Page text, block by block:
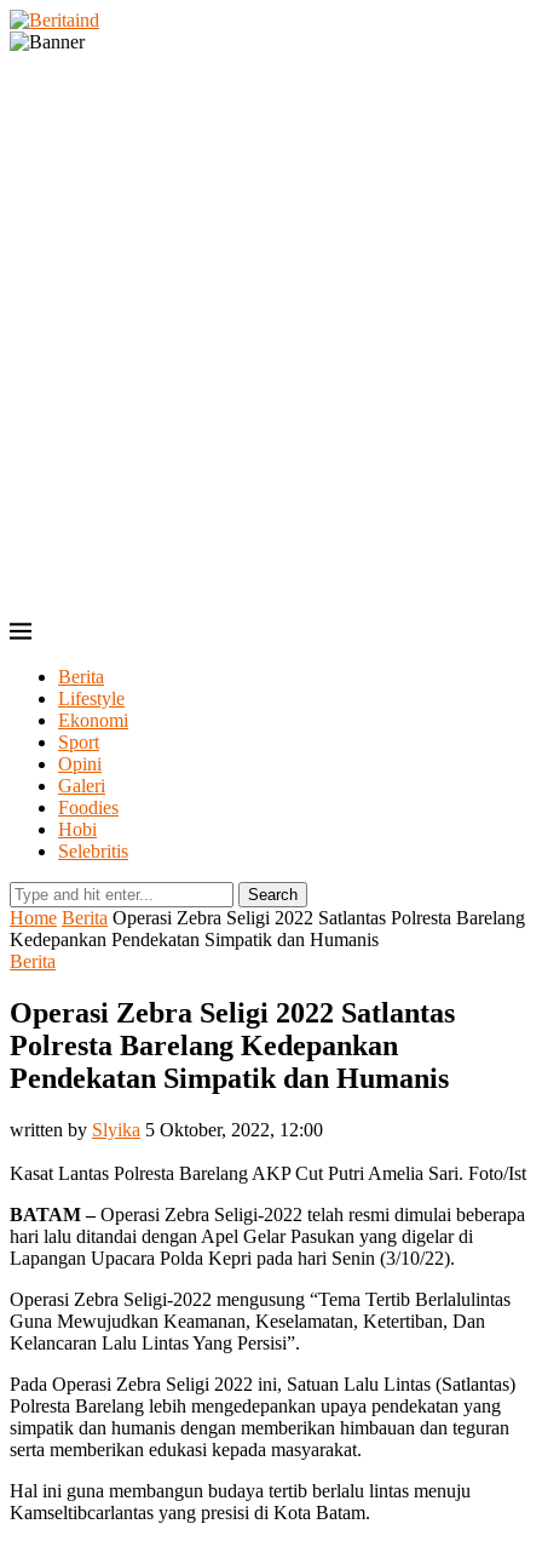
Berita
Lifestyle
Ekonomi
Sport
Opini
Galeri
Foodies
Hobi
Selebritis
Search
Home Berita Operasi Zebra Seligi 2022 Satlantas Polresta Barelang
Kedepankan Pendekatan Simpatik dan Humanis
Berita
Operasi Zebra Seligi 2022 Satlantas
Polresta Barelang Kedepankan
Pendekatan Simpatik dan Humanis
written by Slyika 5 Oktober, 2022, 12:00
Kasat Lantas Polresta Barelang AKP Cut Putri Amelia Sari. Foto/Ist
BATAM –Operasi Zebra Seligi-2022 telah resmi dimulai beberapa
hari lalu ditandai dengan Apel Gelar Pasukan yang digelar di
Lapangan Upacara Polda Kepri pada hari Senin (3/10/22).
Operasi Zebra Seligi-2022 mengusung “Tema Tertib Berlalulintas
Guna Mewujudkan Keamanan, Keselamatan, Ketertiban, Dan
Kelancaran Lalu Lintas Yang Persisi”.
Pada Operasi Zebra Seligi 2022 ini, Satuan Lalu Lintas (Satlantas)
Polresta Barelang lebih mengedepankan upaya pendekatan yang
simpatik dan humanis dengan memberikan himbauan dan teguran
serta memberikan edukasi kepada masyarakat.
Hal ini guna membangun budaya tertib berlalu lintas menuju
Kamseltibcarlantas yang presisi di Kota Batam.